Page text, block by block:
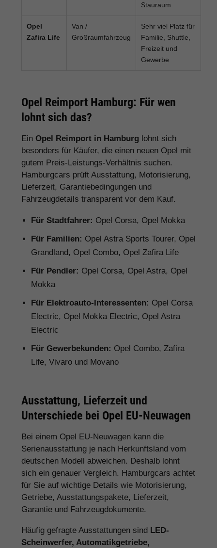
Stauraum
Opel
Zafira Life
Van /
Großraumfahrzeug
Sehr viel Platz für
Familie, Shuttle,
Freizeit und
Gewerbe
Opel Reimport Hamburg: Für wen
lohnt sich das?
Ein Opel Reimport in Hamburg lohnt sich
besonders für Käufer, die einen neuen Opel mit
gutem Preis-Leistungs-Verhältnis suchen.
Hamburgcars prüft Ausstattung, Motorisierung,
Lieferzeit, Garantiebedingungen und
Fahrzeugdetails transparent vor dem Kauf.
Für Stadtfahrer: Opel Corsa, Opel Mokka
Für Familien: Opel Astra Sports Tourer, Opel
Grandland, Opel Combo, Opel Zafira Life
Für Pendler: Opel Corsa, Opel Astra, Opel
Mokka
Für Elektroauto-Interessenten: Opel Corsa
Electric, Opel Mokka Electric, Opel Astra
Electric
Für Gewerbekunden: Opel Combo, Zafira
Life, Vivaro und Movano
Ausstattung, Lieferzeit und
Unterschiede bei Opel EU-Neuwagen
Bei einem Opel EU-Neuwagen kann die
Serienausstattung je nach Herkunftsland vom
deutschen Modell abweichen. Deshalb lohnt
sich ein genauer Vergleich. Hamburgcars achtet
für Sie auf wichtige Details wie Motorisierung,
Getriebe, Ausstattungspakete, Lieferzeit,
Garantie und Fahrzeugdokumente.
Häufig gefragte Ausstattungen sind LED-
Scheinwerfer, Automatikgetriebe,